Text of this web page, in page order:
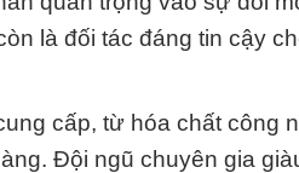
là đối tác đáng tin cậy
cấp, từ hóa chất công
Đội ngũ chuyên gia